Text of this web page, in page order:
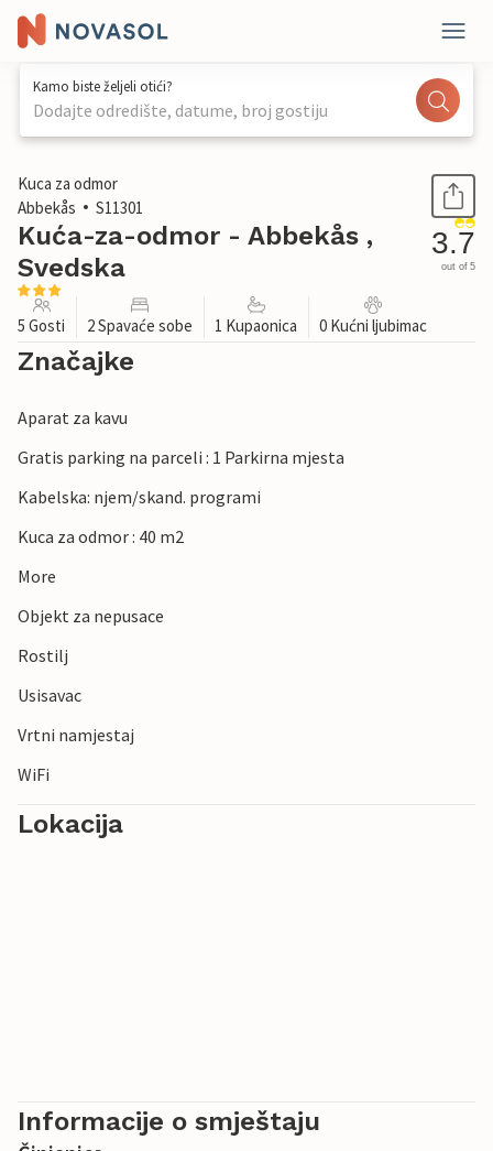
Kamo biste željeli otići?
Dodajte odredište, datume, broj gostiju
1 / 18
Kuca za odmor
Abbekås
S11301
Kuća-za-odmor - Abbekås ,
Svedska
3.7
out of 5
5 Gosti 2 Spavaće sobe 1 Kupaonica 0 Kućni ljubimac
Značajke
Aparat za kavu
Gratis parking na parceli : 1 Parkirna mjesta
Kabelska: njem/skand. programi
Kuca za odmor : 40 m2
More
Objekt za nepusace
Rostilj
Usisavac
Vrtni namjestaj
WiFi
Lokacija
Informacije o smještaju